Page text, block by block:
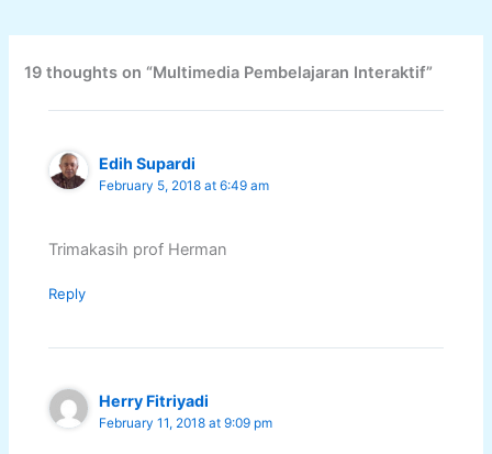
19 thoughts on “Multimedia Pembelajaran Interaktif”
Edih Supardi
February 5, 2018 at 6:49 am
Trimakasih prof Herman
Reply
Herry Fitriyadi
February 11, 2018 at 9:09 pm